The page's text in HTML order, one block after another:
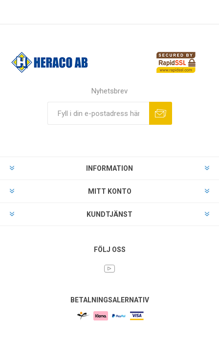
Nyhetsbrev
INFORMATION
MITT KONTO
KUNDTJÄNST
FÖLJ OSS
BETALNINGSALERNATIV